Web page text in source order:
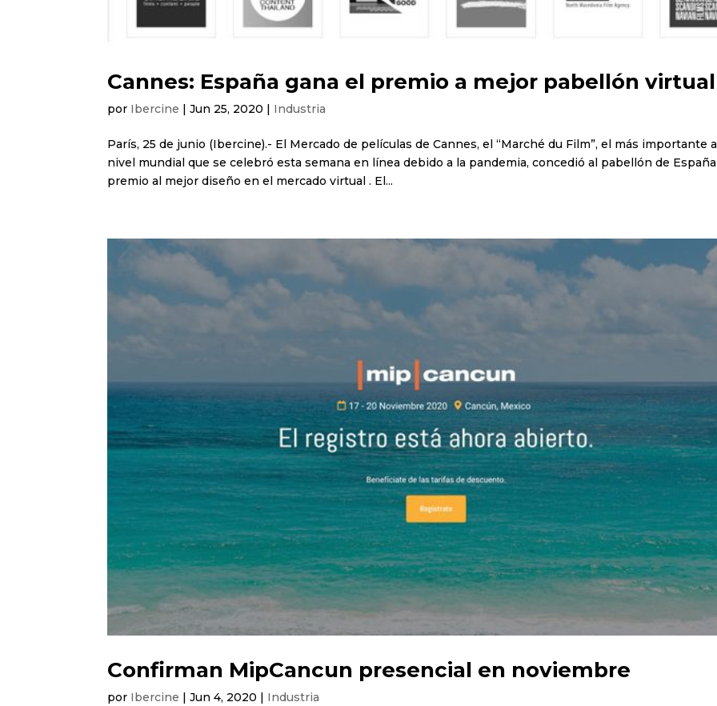
Cannes: España gana el premio a mejor pabellón virtual
por Ibercine |Jun 25, 2020 | Industria
París, 25 de junio (Ibercine).- El Mercado de películas de Cannes, el “Marché du Film”, el más importante a
nivel mundial que se celebró esta semana en línea debido a la pandemia, concedió al pabellón de
premio al mejor diseño en el mercado virtual . El...
Confirman MipCancun presencial en noviembre
por Ibercine |Jun 4, 2020 | Industria